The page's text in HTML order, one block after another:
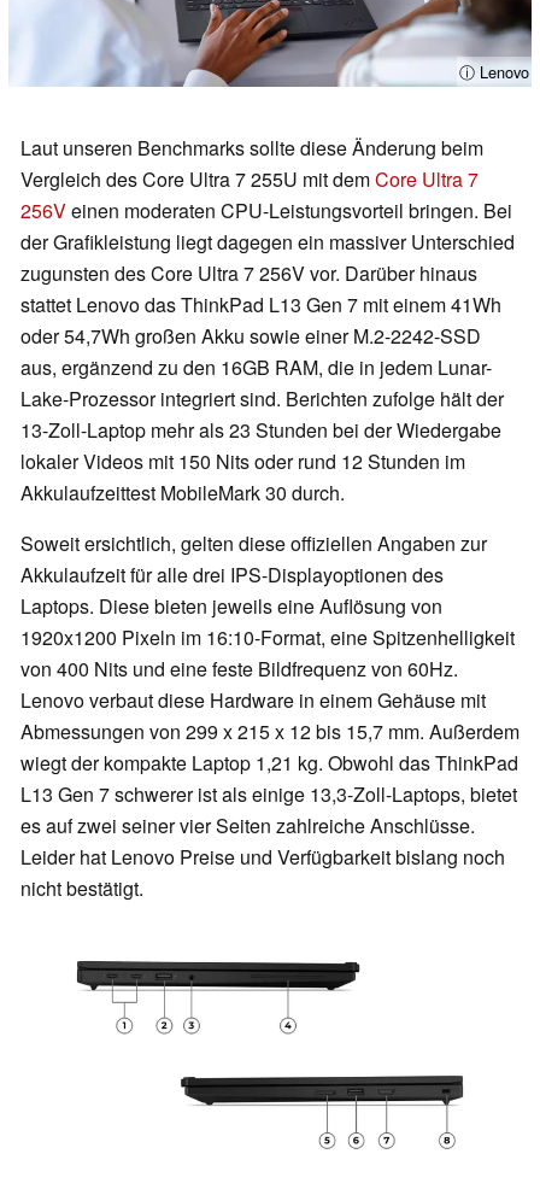
ⓘ Lenovo
Laut unseren Benchmarks sollte diese Änderung beim
Vergleich des Core Ultra 7 255U mit demCore Ultra 7
256Veinen moderaten CPU-Leistungsvorteil bringen. Bei
der Grafikleistung liegt dagegen ein massiver Unterschied
zugunsten des Core Ultra 7 256V vor. Darüber hinaus
stattet Lenovo das ThinkPad L13 Gen 7 mit einem 41Wh
oder 54,7Wh großen Akku sowie einer M.2-2242-SSD
aus, ergänzend zu den 16GB RAM, die in jedem Lunar-
Lake-Prozessor integriert sind. Berichten zufolge hält der
13-Zoll-Laptop mehr als 23 Stunden bei der Wiedergabe
lokaler Videos mit 150 Nits oder rund 12 Stunden im
Akkulaufzeittest MobileMark 30 durch.
Soweit ersichtlich, gelten diese offiziellen Angaben zur
Akkulaufzeit für alle drei IPS-Displayoptionen des
Laptops. Diese bieten jeweils eine Auflösung von
1920x1200 Pixeln im 16:10-Format, eine Spitzenhelligkeit
von 400 Nits und eine feste Bildfrequenz von 60Hz.
Lenovo verbaut diese Hardware in einem Gehäuse mit
Abmessungen von 299 x 215 x 12 bis 15,7 mm. Außerdem
wiegt der kompakte Laptop 1,21 kg. Obwohl das ThinkPad
L13 Gen 7 schwerer ist als einige 13,3-Zoll-Laptops, bietet
es auf zwei seiner vier Seiten zahlreiche Anschlüsse.
Leider hat Lenovo Preise und Verfügbarkeit bislang noch
nicht bestätigt.